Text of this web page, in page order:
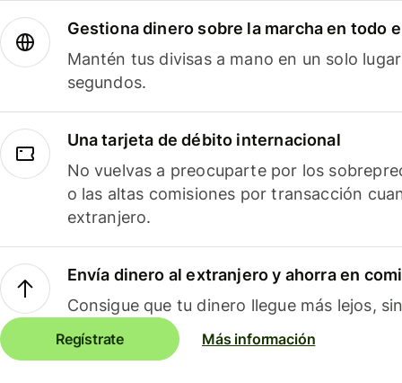
Gestiona dinero sobre la marcha en todo
Mantén tus divisas a mano en un solo
segundos.
Una tarjeta de débito internacional
No vuelvas a preocuparte por los
o las altas comisiones por transacción
extranjero.
Envía dinero al extranjero y ahorra en
Consigue que tu dinero llegue más lejos,
Regístrate Más información